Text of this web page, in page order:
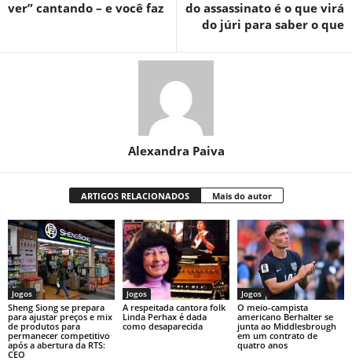
ver” cantando – e você faz
do assassinato é o que virá
do júri para saber o que
Alexandra Paiva
ARTIGOS RELACIONADOS Mais do autor
Jogos
Sheng Siong se prepara
para ajustar preços e mix
de produtos para
permanecer competitivo
após a abertura da RTS:
CEO
Jogos
A respeitada cantora folk
Linda Perhax é dada
como desaparecida
Jogos
O meio-campista
americano Berhalter se
junta ao Middlesbrough
em um contrato de
quatro anos